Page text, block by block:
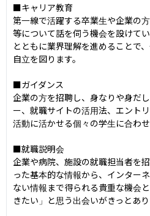
■キャリア教育
第一線で活躍する卒業生や企業の
等について話を伺う機会を設けて
とともに業界理解を進めることで
自立を図ります。
■ガイダンス
企業の方を招聘し、身なりや身だ
ー、就職サイトの活用法、エント
活動に活かせる個々の学生に合わ
■就職説明会
企業や病院、施設の就職担当者を
った基本的な情報から、インター
ない情報まで得られる貴重な機会
きたい」と思う出会いがきっとあり